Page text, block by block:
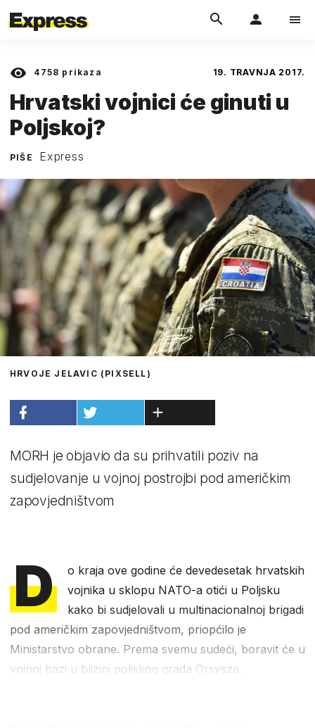
4758 prikaza 19. TRAVNJA 2017.
Hrvatski vojnici će ginuti u
Poljskoj?
PIŠE Express
HRVOJE JELAVIC (PIXSELL)
MORH je objavio da su prihvatili poziv na
sudjelovanje u vojnoj postrojbi pod američkim
zapovjedništvom
D
o kraja ove godine će devedesetak hrvatskih
vojnika u sklopu NATO-a otići u Poljsku
kako bi sudjelovali u multinacionalnoj brigadi
pod američkim zapovjedništvom, priopćilo je
Ministarstvo obrane. Prema svemu sudeći, boravit će u
vojnoj bazi u blizini poljskog grada Orsysza.